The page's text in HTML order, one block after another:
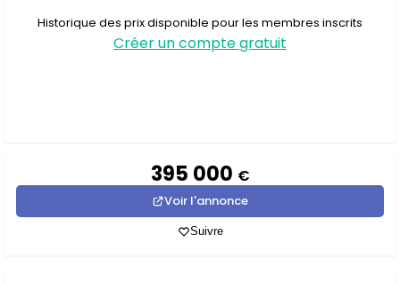
Historique des prix disponible pour les membres inscrits
Créer un compte gratuit
395 000 €
Voir l'annonce
Suivre